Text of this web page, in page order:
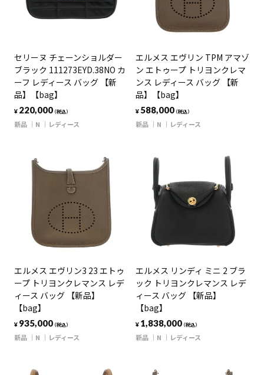
セリーヌ チェーンショルダー
ブラック 111273EYD.38NO カ
ーフ レディース バッグ 【新
品】【bag】
¥ 220,000（税込）
新品 N レディース
エルメス エヴリン TPM アマゾ
ン エトゥープ トリヨンクレマ
ンス レディース バッグ 【新
品】【bag】
¥ 588,000（税込）
新品 N レディース
エルメス エヴリン3 23 エトゥ
ープ トリヨンクレマンス レデ
ィース バッグ 【新品】
【bag】
¥ 935,000（税込）
新品 N レディース
エルメス リンディ ミニ 2 ブラ
ック トリヨンクレマンス レデ
ィース バッグ 【新品】
【bag】
¥ 1,838,000（税込）
新品 N レディース